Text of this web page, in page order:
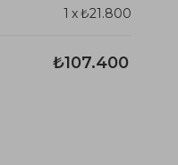
1 x₺21.800
₺107.400